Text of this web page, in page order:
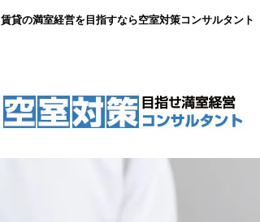
賃貸の満室経営を目指すなら空室対策コンサルタント